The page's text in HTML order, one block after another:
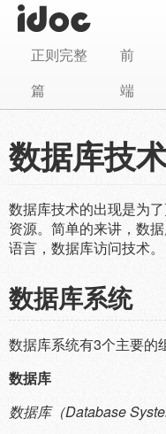
正则完整
篇
前
端
数据库技
数据库技术的出现是为
资源。简单的来讲，数
语言，数据库访问技术。
数据库系统
数据库系统有3个主要的
数据库
数据库（Database